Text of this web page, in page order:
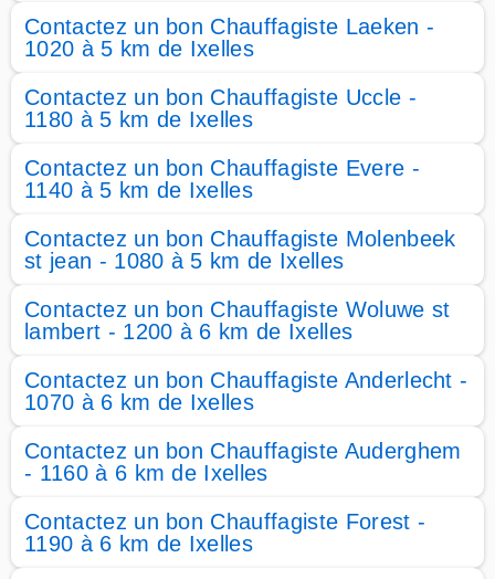
Contactez un bon Chauffagiste Laeken -
1020 à 5 km de Ixelles
Contactez un bon Chauffagiste Uccle -
1180 à 5 km de Ixelles
Contactez un bon Chauffagiste Evere -
1140 à 5 km de Ixelles
Contactez un bon Chauffagiste Molenbeek
st jean - 1080 à 5 km de Ixelles
Contactez un bon Chauffagiste Woluwe st
lambert - 1200 à 6 km de Ixelles
Contactez un bon Chauffagiste Anderlecht -
1070 à 6 km de Ixelles
Contactez un bon Chauffagiste Auderghem
- 1160 à 6 km de Ixelles
Contactez un bon Chauffagiste Forest -
1190 à 6 km de Ixelles